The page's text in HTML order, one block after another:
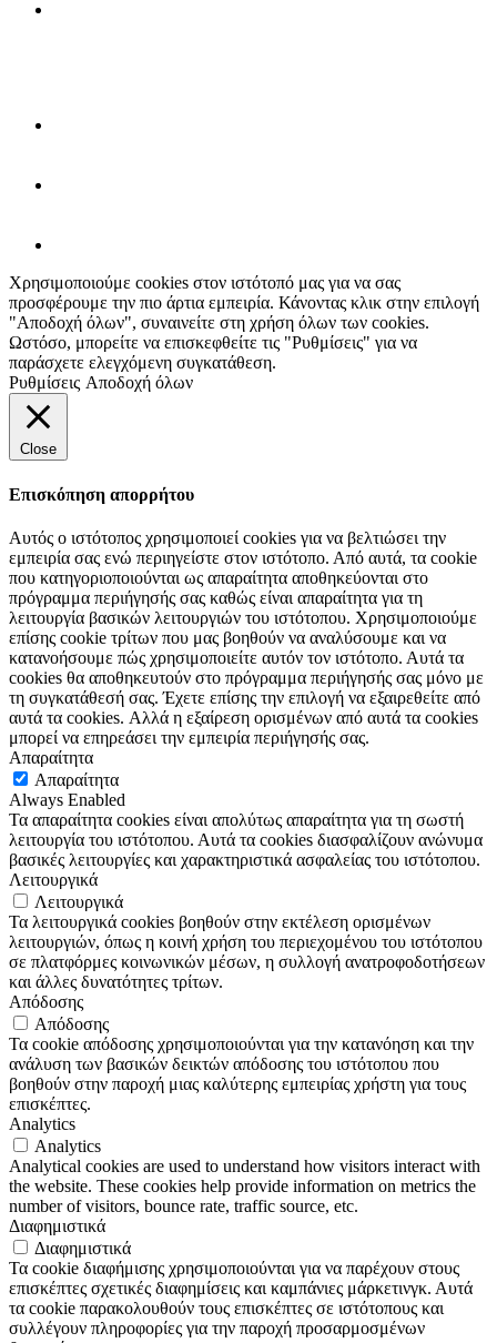
Χρησιμοποιούμε cookies στον ιστότοπό μας για να σας
προσφέρουμε την πιο άρτια εμπειρία. Κάνοντας κλικ στην επιλογή
"Αποδοχή όλων", συναινείτε στη χρήση όλων των cookies.
Ωστόσο, μπορείτε να επισκεφθείτε τις "Ρυθμίσεις" για να
παράσχετε ελεγχόμενη συγκατάθεση.
Ρυθμίσεις Αποδοχή όλων
Close
Επισκόπηση απορρήτου
Αυτός ο ιστότοπος χρησιμοποιεί cookies για να βελτιώσει την
εμπειρία σας ενώ περιηγείστε στον ιστότοπο. Από αυτά, τα cookie
που κατηγοριοποιούνται ως απαραίτητα αποθηκεύονται στο
πρόγραμμα περιήγησής σας καθώς είναι απαραίτητα για τη
λειτουργία βασικών λειτουργιών του ιστότοπου. Χρησιμοποιούμε
επίσης cookie τρίτων που μας βοηθούν να αναλύσουμε και να
κατανοήσουμε πώς χρησιμοποιείτε αυτόν τον ιστότοπο. Αυτά τα
cookies θα αποθηκευτούν στο πρόγραμμα περιήγησής σας μόνο με
τη συγκατάθεσή σας. Έχετε επίσης την επιλογή να εξαιρεθείτε από
αυτά τα cookies. Αλλά η εξαίρεση ορισμένων από αυτά τα cookies
μπορεί να επηρεάσει την εμπειρία περιήγησής σας.
Απαραίτητα
Απαραίτητα
Always Enabled
Τα απαραίτητα cookies είναι απολύτως απαραίτητα για τη σωστή
λειτουργία του ιστότοπου. Αυτά τα cookies διασφαλίζουν ανώνυμα
βασικές λειτουργίες και χαρακτηριστικά ασφαλείας του ιστότοπου.
Λειτουργικά
Λειτουργικά
Τα λειτουργικά cookies βοηθούν στην εκτέλεση ορισμένων
λειτουργιών, όπως η κοινή χρήση του περιεχομένου του ιστότοπου
σε πλατφόρμες κοινωνικών μέσων, η συλλογή ανατροφοδοτήσεων
και άλλες δυνατότητες τρίτων.
Απόδοσης
Απόδοσης
Τα cookie απόδοσης χρησιμοποιούνται για την κατανόηση και την
ανάλυση των βασικών δεικτών απόδοσης του ιστότοπου που
βοηθούν στην παροχή μιας καλύτερης εμπειρίας χρήστη για τους
επισκέπτες.
Analytics
Analytics
Analytical cookies are used to understand how visitors interact with
the website. These cookies help provide information on metrics the
number of visitors, bounce rate, traffic source, etc.
Διαφημιστικά
Διαφημιστικά
Τα cookie διαφήμισης χρησιμοποιούνται για να παρέχουν στους
επισκέπτες σχετικές διαφημίσεις και καμπάνιες μάρκετινγκ. Αυτά
τα cookie παρακολουθούν τους επισκέπτες σε ιστότοπους και
συλλέγουν πληροφορίες για την παροχή προσαρμοσμένων